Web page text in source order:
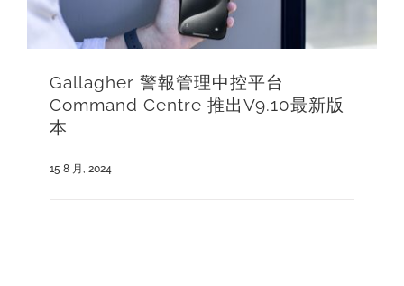
Gallagher 警報管理中控平台
Command Centre 推出v9.10最新版
本
15 8 月, 2024